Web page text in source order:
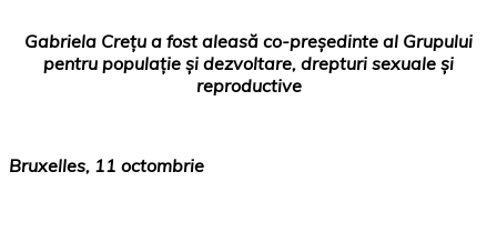
Gabriela Creţu a fost aleasă co-preşedinte al Grupului
pentru populaţie şi dezvoltare, drepturi sexuale şi
reproductive
Bruxelles, 11 octombrie